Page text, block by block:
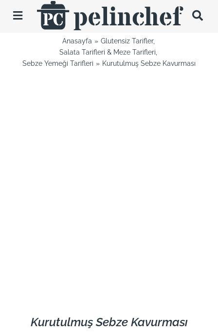
Toggle
Navigation
Videolar
Anasayfa
Glutensiz Tarifler
Salata Tarifleri & Meze Tarifleri
Sebze Yemeği Tarifleri
Kurutulmuş Sebze Kavurması
Kurutulmuş Sebze Kavurması